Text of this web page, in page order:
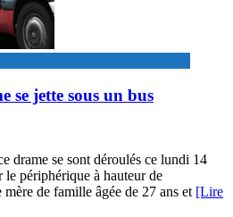
se jette sous un bus
drame se sont déroulés ce lundi 14
le périphérique à hauteur de
de famille âgée de 27 ans et [Lire